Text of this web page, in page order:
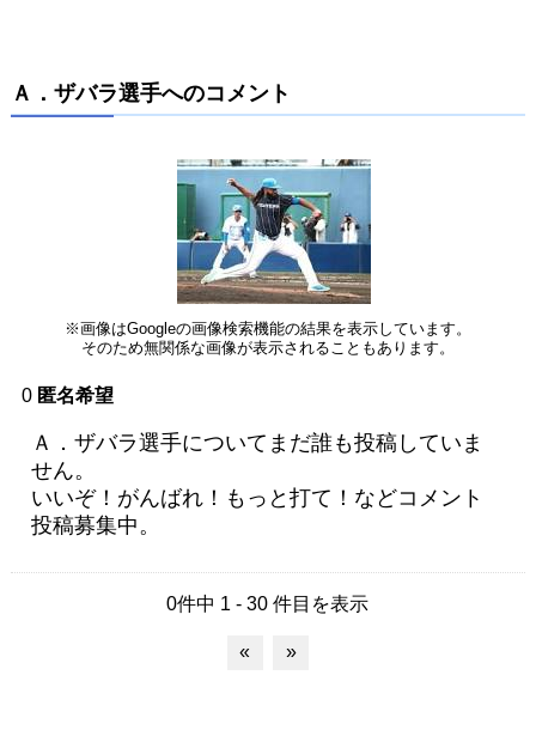
Ａ．ザバラ選手へのコメント
※画像はGoogleの画像検索機能の結果を表示しています。
そのため無関係な画像が表示されることもあります。
0 匿名希望
Ａ．ザバラ選手についてまだ誰も投稿していま
せん。
いいぞ！がんばれ！もっと打て！などコメント
投稿募集中。
0件中 1 - 30 件目を表示
« »